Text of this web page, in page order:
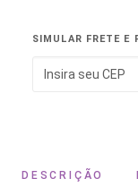
SIMULAR FRETE E
DESCRIÇÃO